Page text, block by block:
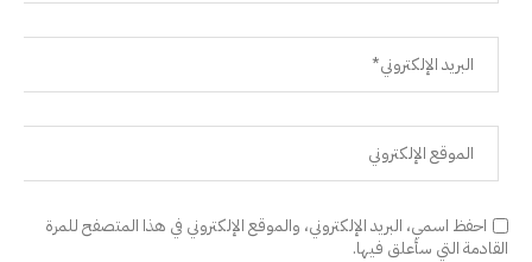
احفظ اسمي، البريد الإلكتروني، والموقع الإلكتروني في هذا المتصفح للمرة
القادمة التي سأعلق فيها.